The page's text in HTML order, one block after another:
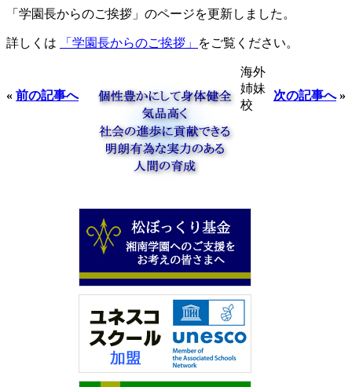
「学園長からのご挨拶」のページを更新しました。
詳しくは 「学園長からのご挨拶」 をご覧ください。
« 前の記事へ 次の記事へ»
海外
姉妹
校